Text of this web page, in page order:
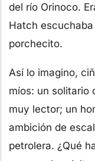
del río Orinoco.
Hatch
porchecito.
Así lo imagino,
míos: un solitario
muy lector; un
ambición de
petrolera. ¿Qué